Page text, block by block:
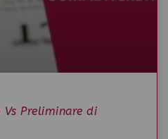
Preliminare di